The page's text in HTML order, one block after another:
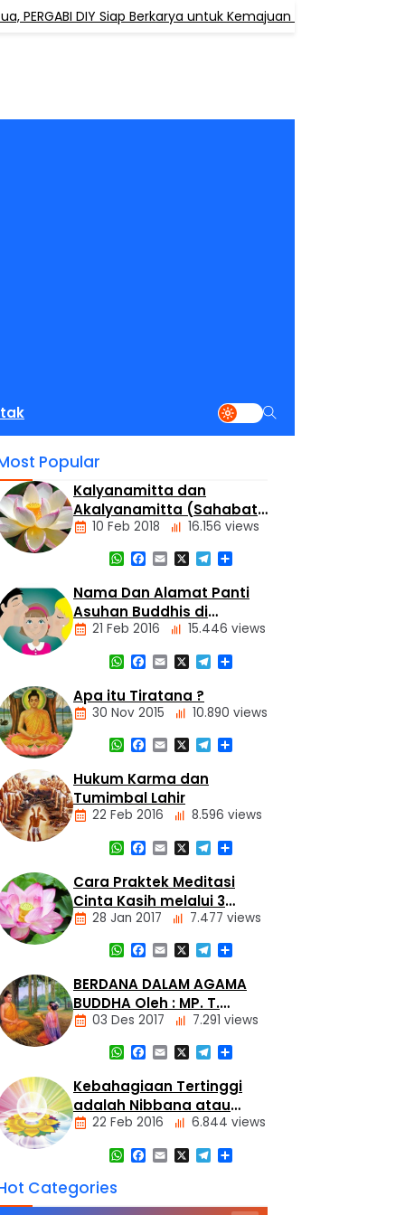
DIY Siap Berkarya untuk Kemajuan Pendidikan Agama
Popular
Kalyanamitta dan
Akalyanamitta (Sahabat
Baik dan Sahabat Palsu)
10 Feb 2018 16.156 views
WhatsApp
Facebook
Email
X Telegram
Share
Tempat
Buddhis
Berita
Daerah
Nasional
Panti
Asuhan
Nama Dan Alamat Panti
Asuhan Buddhis di
Jakarta dan Tangerang
21 Feb 2016 15.446 views
WhatsApp
Facebook
Email
X Telegram
Share
Dasar
Agama
Buddha
Tiga
Mustika
Apa itu Tiratana ?
30 Nov 2015 10.890 views
WhatsApp
Facebook
Email
X Telegram
Share
Dasar
Agama
Buddha
Hukum
Kamma
lahir
Hukum Karma dan
Tumimbal Lahir
22 Feb 2016 8.596 views
WhatsApp
Facebook
Email
X Telegram
Share
Meditasi
Cara Praktek Meditasi
Cinta Kasih melalui 3
Metode
28 Jan 2017 7.477 views
WhatsApp
Facebook
Email
X Telegram
Share
BERDANA DALAM AGAMA
BUDDHA Oleh : MP. T.
Harmanto
03 Des 2017 7.291 views
WhatsApp
Facebook
Email
X Telegram
Share
Dasar
Kebahagiaan Tertinggi
adalah Nibbana atau
Nirvana
22 Feb 2016 6.844 views
WhatsApp
Facebook
Email
X Telegram
Share
Categories